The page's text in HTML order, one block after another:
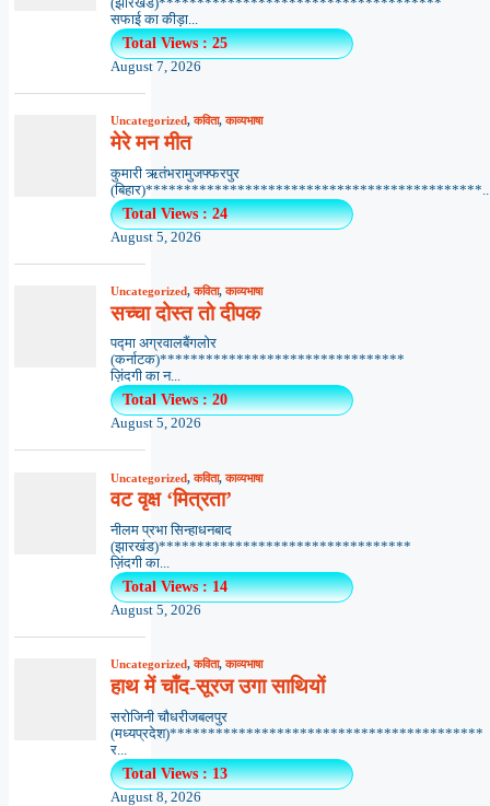
(झारखंड)*************************************
सफाई का कीड़ा...
Total Views : 25
August 7, 2026
Uncategorized,कविता,काव्यभाषा
मेरे मन मीत
कुमारी ऋतंभरामुजफ्फरपुर
Total Views : 24
August 5, 2026
Uncategorized,कविता,काव्यभाषा
सच्चा दोस्त तो दीपक
पद्मा अग्रवालबैंगलोर
(कर्नाटक)********************************
ज़िंदगी का न...
Total Views : 20
August 5, 2026
Uncategorized,कविता,काव्यभाषा
वट वृक्ष ‘मित्रता’
नीलम प्रभा सिन्हाधनबाद
(झारखंड)*********************************
ज़िंदगी का...
Total Views : 14
August 5, 2026
Uncategorized,कविता,काव्यभाषा
हाथ में चाँद-सूरज उगा साथियों
सरोजिनी चौधरीजबलपुर
(मध्यप्रदेश)*****************************************
र...
Total Views : 13
August 8, 2026